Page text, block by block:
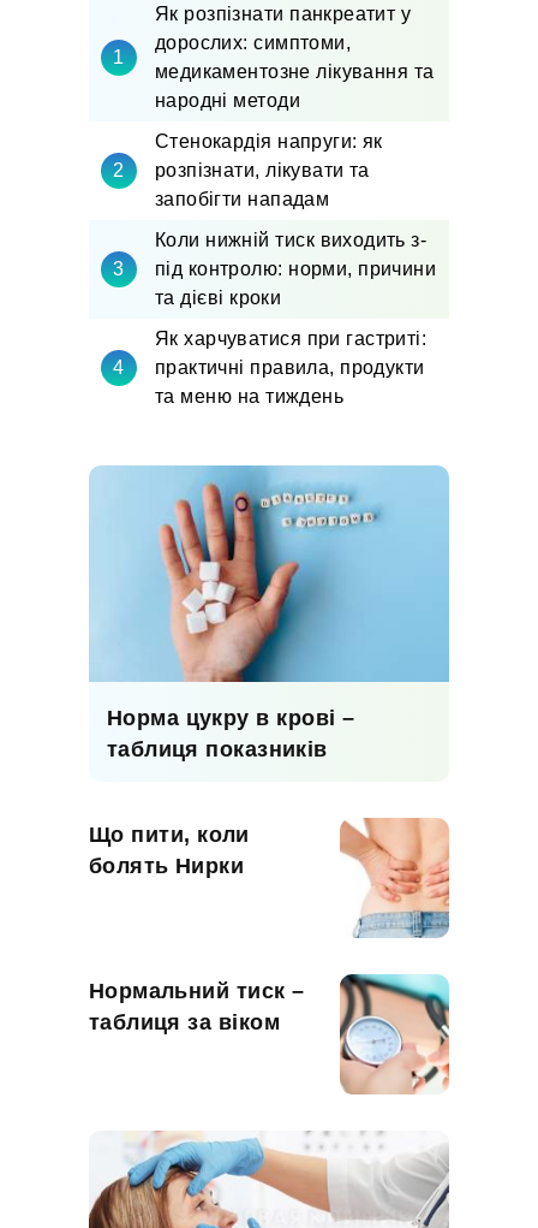
Як розпізнати панкреатит у
дорослих: симптоми,
медикаментозне лікування та
народні методи
Стенокардія напруги: як
розпізнати, лікувати та
запобігти нападам
Коли нижній тиск виходить з-
під контролю: норми, причини
та дієві кроки
Як харчуватися при гастриті:
практичні правила, продукти
та меню на тиждень
Норма цукру в крові –
таблиця показників
Що пити, коли
болять Нирки
Нормальний тиск –
таблиця за віком